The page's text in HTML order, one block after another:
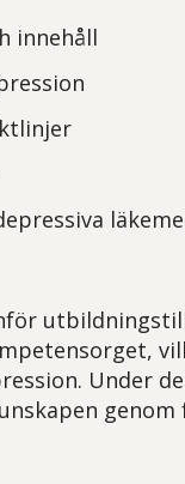
innehåll
Under